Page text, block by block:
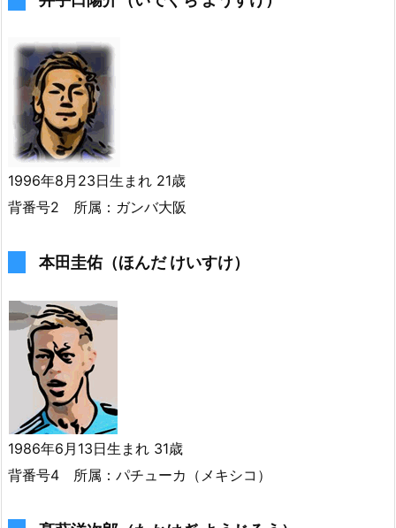
1996年8月23日生まれ 21歳
背番号2 所属：ガンバ大阪
本田圭佑（ほんだ けいすけ）
1986年6月13日生まれ 31歳
背番号4 所属：パチューカ（メキシコ）